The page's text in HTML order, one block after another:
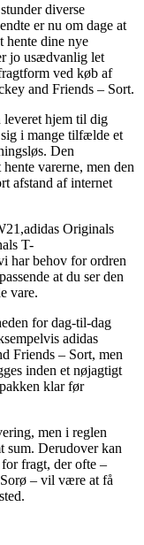
diverse
er nu om dage at
hente dine nye
jo usædvanlig let
ved køb af
and Friends – Sort.
leveret hjem til dig
i mange tilfælde et
Den
varerne, men den
afstand af internet
Originals
T-
har behov for ordren
at du ser den
vare.
for dag-til-dag
adidas
Friends – Sort, men
inden et nøjagtigt
klar før
men i reglen
sum. Derudover kan
fragt, der ofte –
– vil være at få